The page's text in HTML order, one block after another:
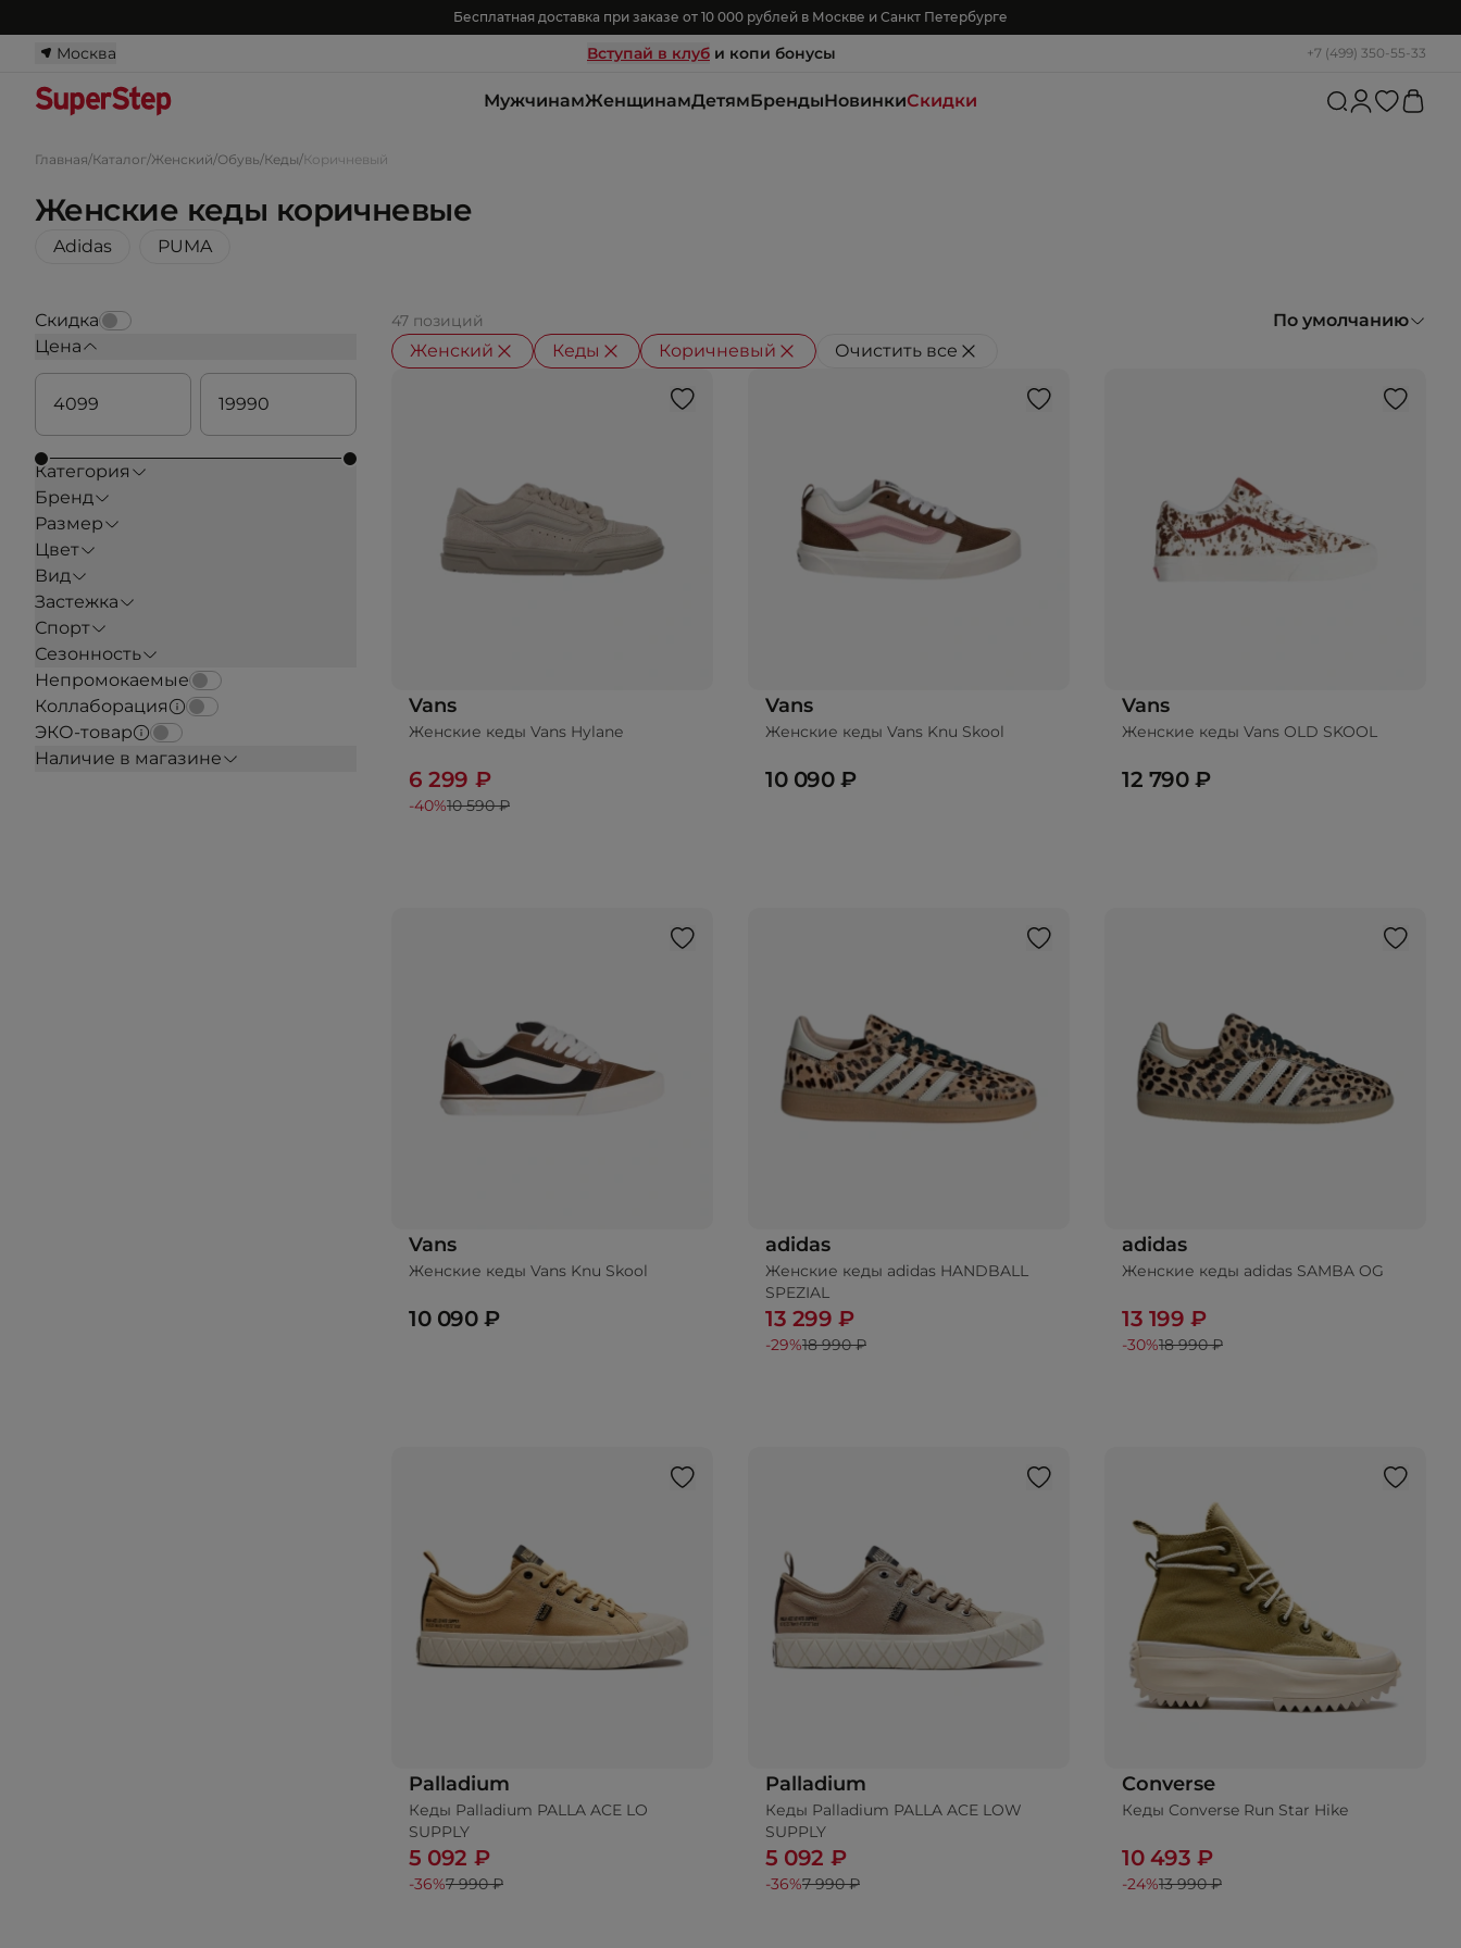
Бесплатная доставка при заказе от 10 000 рублей в Москве и Санкт Петербурге
Москва Вступай в клуб и копи бонусы +7 (499) 350-55-33
МужчинамЖенщинамДетямБрендыНовинкиСкидки
Главная/Каталог/Женский/Обувь/Кеды/Коричневый
Женские кеды коричневые
Adidas PUMA
Скидка
Цена
Категория
Бренд
Размер
Цвет
Вид
Застежка
Спорт
Сезонность
Непромокаемые
Коллаборация
ЭКО-товар
Наличие в магазине
47 позиций
По умолчанию
Женский
Кеды Коричневый Очистить все
Vans
Женские кеды Vans Hylane
6 299 ₽
-40%10 590 ₽
Vans
Женские кеды Vans Knu Skool
10 090 ₽
Vans
Женские кеды Vans OLD SKOOL
12 790 ₽
Vans
Женские кеды Vans Knu Skool
10 090 ₽
adidas
Женские кеды adidas HANDBALL
SPEZIAL
13 299 ₽
-29%18 990 ₽
adidas
Женские кеды adidas SAMBA OG
13 199 ₽
-30%18 990 ₽
Palladium
Кеды Palladium PALLA ACE LO
SUPPLY
5 092 ₽
-36%7 990 ₽
Palladium
Кеды Palladium PALLA ACE LOW
SUPPLY
5 092 ₽
-36%7 990 ₽
Converse
Кеды Converse Run Star Hike
10 493 ₽
-24%13 990 ₽